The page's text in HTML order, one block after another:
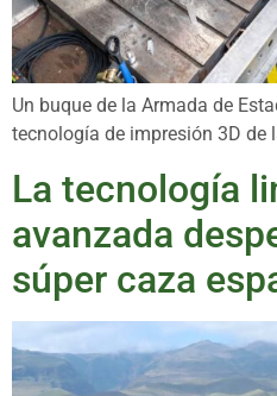
Un buque de la Armada de
tecnología de impresión 3D de
La tecnología
avanzada
súper caza